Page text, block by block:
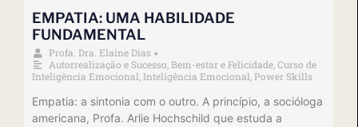
EMPATIA: UMA HABILIDADE
FUNDAMENTAL
Profa. Dra. Elaine Dias •
Autorrealização e Sucesso Bem-estar e Felicidade Curso de
Inteligência Emocional Inteligência Emocional Power Skills
Empatia: a sintonia com o outro. A princípio, a socióloga
americana, Profa. Arlie Hochschild que estuda a